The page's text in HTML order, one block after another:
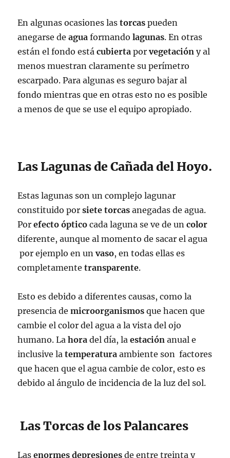
En algunas ocasiones lastorcas pueden
anegarse deagua formandolagunas. En otras
están el fondo estácubierta porvegetación y al
menos muestran claramente su perímetro
escarpado. Para algunas es seguro bajar al
fondo mientras que en otras esto no es posible
a menos de que se use el equipo apropiado.
Las Lagunas de Cañada del Hoyo.
Estas lagunas son un complejo lagunar
constituido porsiete torcas anegadas de agua.
Porefecto óptico cada laguna se ve de uncolor
diferente, aunque al momento de sacar el agua
por ejemplo en unvaso, en todas ellas es
completamentetransparente.
Esto es debido a diferentes causas, como la
presencia demicroorganismos que hacen que
cambie el color del agua a la vista del ojo
humano. Lahora del día, laestación anual e
inclusive latemperatura ambiente son factores
que hacen que el agua cambie de color, esto es
debido al ángulo de incidencia de la luz del sol.
Las Torcas de los Palancares
Lasenormes depresiones de entre treinta y